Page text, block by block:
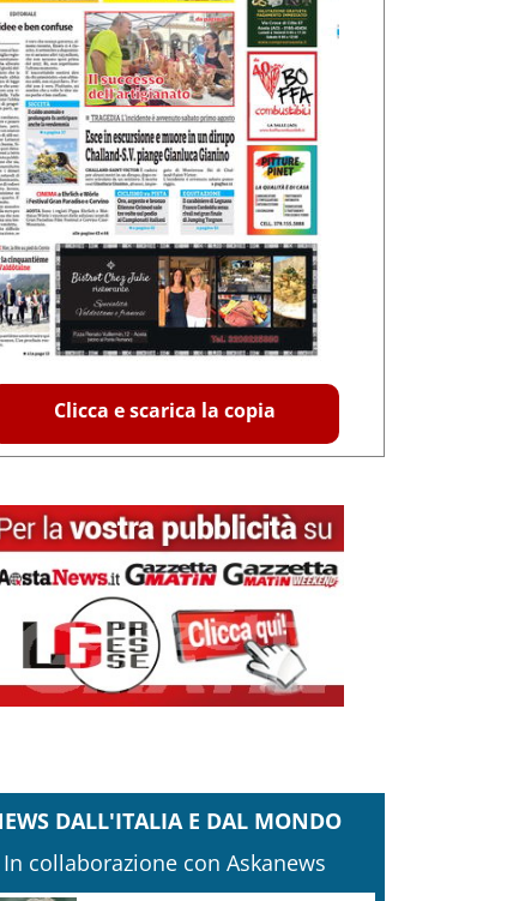
Clicca e scarica la copia
DALL'ITALIA E DAL MONDO
In collaborazione con Askanews